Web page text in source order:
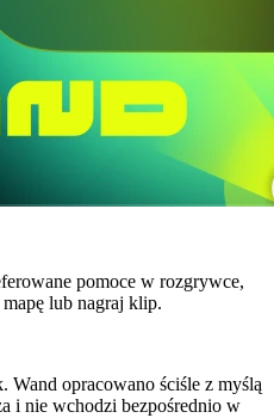
pomoce w rozgrywce,
lub nagraj klip.
Wand opracowano ściśle z myślą
i nie wchodzi bezpośrednio w